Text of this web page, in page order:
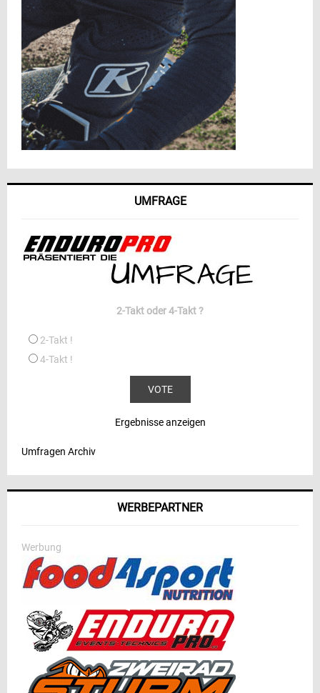
UMFRAGE
2-Takt oder 4-Takt ?
2-Takt !
4-Takt !
Ergebnisse anzeigen
Umfragen Archiv
WERBEPARTNER
Werbung